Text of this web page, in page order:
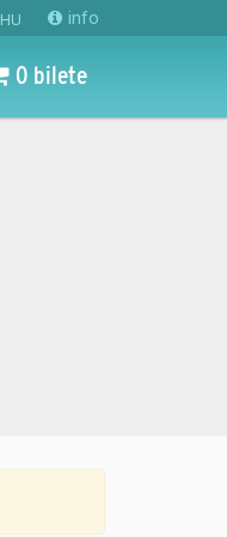
HU info
0 bilete